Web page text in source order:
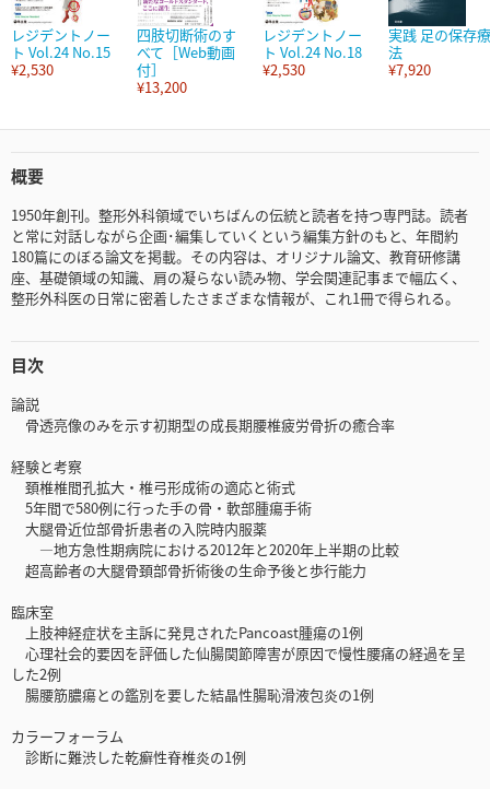
レジデントノー
ト Vol.24 No.15
¥2,530
四肢切断術のす
べて［Web動画
付］
¥13,200
レジデントノー
ト Vol.24 No.18
¥2,530
実践 足の保存療
法
¥7,920
概要
1950年創刊。整形外科領域でいちばんの伝統と読者を持つ専門誌。読者
と常に対話しながら企画･編集していくという編集方針のもと、年間約
180篇にのぼる論文を掲載。その内容は、オリジナル論文、教育研修講
座、基礎領域の知識、肩の凝らない読み物、学会関連記事まで幅広く、
整形外科医の日常に密着したさまざまな情報が、これ1冊で得られる。
目次
論説
骨透亮像のみを示す初期型の成長期腰椎疲労骨折の癒合率
経験と考察
頚椎椎間孔拡大・椎弓形成術の適応と術式
5年間で580例に行った手の骨・軟部腫瘍手術
大腿骨近位部骨折患者の入院時内服薬
―地方急性期病院における2012年と2020年上半期の比較
超高齢者の大腿骨頚部骨折術後の生命予後と歩行能力
臨床室
上肢神経症状を主訴に発見されたPancoast腫瘍の1例
心理社会的要因を評価した仙腸関節障害が原因で慢性腰痛の経過を呈
した2例
腸腰筋膿瘍との鑑別を要した結晶性腸恥滑液包炎の1例
カラーフォーラム
診断に難渋した乾癬性脊椎炎の1例